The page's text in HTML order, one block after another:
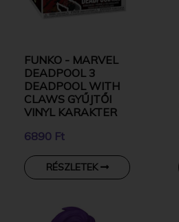
FUNKO - MARVEL
DEADPOOL 3
DEADPOOL WITH
CLAWS GYŰJTŐI
VINYL KARAKTER
6890 Ft
RÉSZLETEK